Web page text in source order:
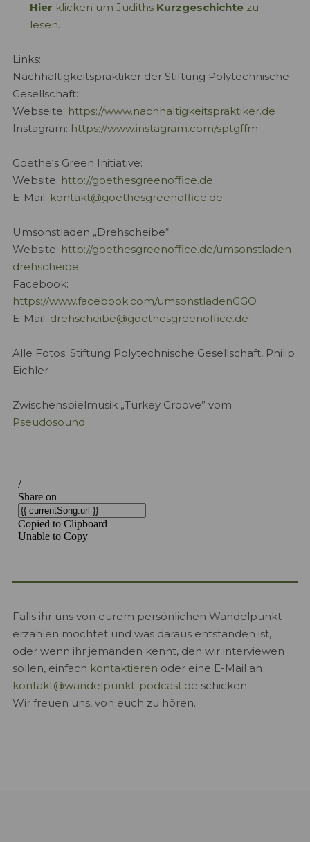
Hier klicken um Judiths Kurzgeschichte zu
lesen.
Links:
Nachhaltigkeitspraktiker der Stiftung Polytechnische
Gesellschaft:
Webseite: https://www.nachhaltigkeitspraktiker.de
Instagram: https://www.instagram.com/sptgffm
Goethe‘s Green Initiative:
Website: http://goethesgreenoffice.de
E-Mail: kontakt@goethesgreenoffice.de
Umsonstladen „Drehscheibe“:
Website: http://goethesgreenoffice.de/umsonstladen-
drehscheibe
Facebook:
https://www.facebook.com/umsonstladenGGO
E-Mail: drehscheibe@goethesgreenoffice.de
Alle Fotos: Stiftung Polytechnische Gesellschaft, Philip
Eichler
Zwischenspielmusik „Turkey Groove” vom
Pseudosound
Falls ihr uns von eurem persönlichen Wandelpunkt
erzählen möchtet und was daraus entstanden ist,
oder wenn ihr jemanden kennt, den wir interviewen
sollen, einfach kontaktieren oder eine E-Mail an
kontakt@wandelpunkt-podcast.de schicken.
Wir freuen uns, von euch zu hören.